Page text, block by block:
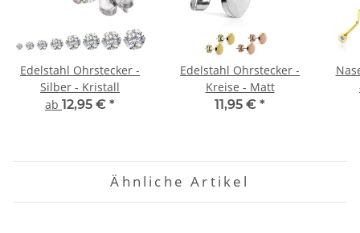
Edelstahl Ohrstecker -
Silber - Kristall
ab 12,95 € *
Edelstahl Ohrstecker -
Kreise - Matt
11,95 € *
Ähnliche Artikel